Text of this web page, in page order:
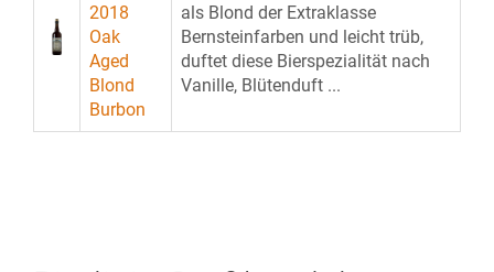
2018
Oak
Aged
Blond
Burbon
als Blond der Extraklasse
Bernsteinfarben und leicht trüb,
duftet diese Bierspezialität nach
Vanille, Blütenduft ...